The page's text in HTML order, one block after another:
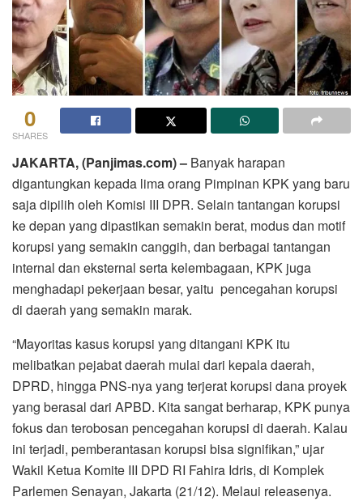
0
SHARES
JAKARTA, (Panjimas.com) – Banyak harapan
digantungkan kepada lima orang Pimpinan KPK yang baru
saja dipilih oleh Komisi III DPR. Selain tantangan korupsi
ke depan yang dipastikan semakin berat, modus dan motif
korupsi yang semakin canggih, dan berbagai tantangan
internal dan eksternal serta kelembagaan, KPK juga
menghadapi pekerjaan besar, yaitu pencegahan korupsi
di daerah yang semakin marak.
“Mayoritas kasus korupsi yang ditangani KPK itu
melibatkan pejabat daerah mulai dari kepala daerah,
DPRD, hingga PNS-nya yang terjerat korupsi dana proyek
yang berasal dari APBD. Kita sangat berharap, KPK punya
fokus dan terobosan pencegahan korupsi di daerah. Kalau
ini terjadi, pemberantasan korupsi bisa signifikan,” ujar
Wakil Ketua Komite III DPD RI Fahira Idris, di Komplek
Parlemen Senayan, Jakarta (21/12). Melaui releasenya.